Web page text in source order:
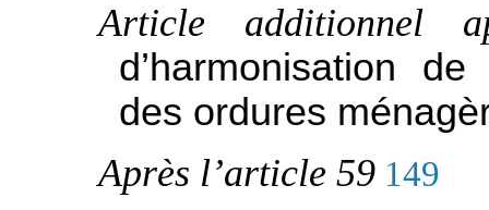
Article
d’harmonisation
des ordures
Après l’article 59149